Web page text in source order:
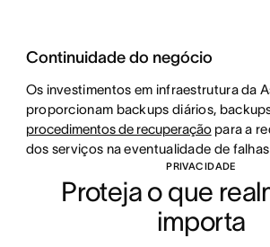
Continuidade do negócio
Os investimentos em infraestrutura da
proporcionam backups diários,
procedimentos de recuperaçãopara a
dos serviços na eventualidade de
PRIVACIDADE
Proteja o que
importa